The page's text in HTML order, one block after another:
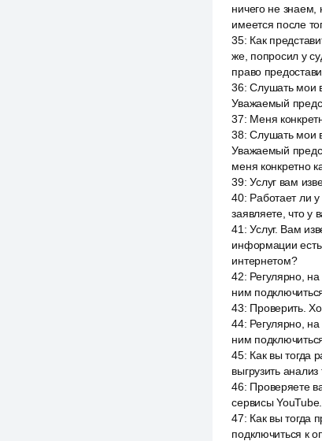
ничего не знаем,
имеется после
35: Как
же, попросил у
право
36:Слушать мои
Уважаемый
37: Меня
38:Слушать мои
Уважаемый
меня конкретно
39:Услуг вам
40: Работает ли
заявляете, что у
41 :Услуг. Вам
информации есть
интернетом?
42: Регулярно,
ним
43: Проверить.
44: Регулярно,
ним
45: Как вы тогда
выгрузить анализ
46: Проверяете
сервисы YouTube.
47: Как вы тогда
подключиться к